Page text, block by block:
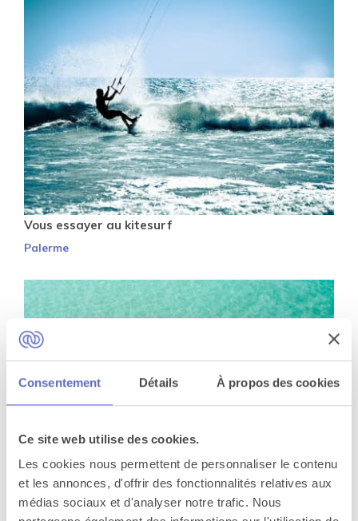
Consentement Détails À propos des cookies
Ce site web utilise des cookies.
Les cookies nous permettent de personnaliser le contenu
et les annonces, d'offrir des fonctionnalités relatives aux
médias sociaux et d'analyser notre trafic. Nous
Vous essayer au kitesurf
Palerme